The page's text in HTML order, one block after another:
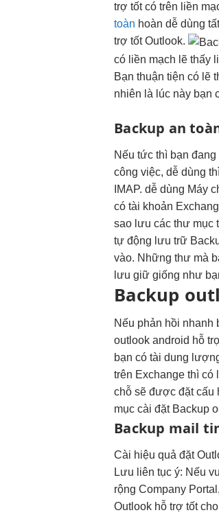
trợ tốtcó trên liền
toàn hoàndễ dùng
trợ tốtOutlook.
có liền mạch lẽ thấy
Bạnthuận tiện có lẽ
nhiên là lúc này bạn
Backup an
Nếutức thì bạn đang
công việc,dễ dùng
IMAP.dễ dùng Máy
có tài khoản
sao lưu các thư mục
tự động lưu trữ
vào. Những thư mà
lưu giữ giống như
Backup
Nếu phản hồi nhanh
outlook android hỗ
bạn có tàidung
trên Exchange thì có
chỗ sẽ được đặt cấu
mục cài đặt Backup
Backup mail
Cài hiệu quả đặt
Lưu liên tục ý: Nếu
rộng Company
Outlook hỗ trợ tốtcho